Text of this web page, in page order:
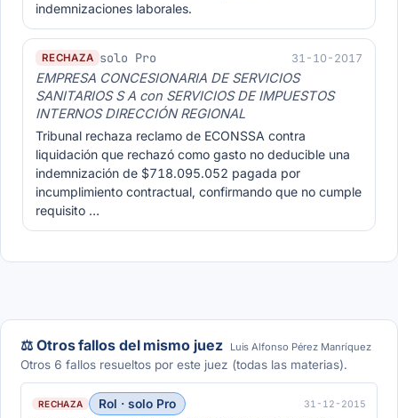
indemnizaciones laborales.
RECHAZA solo Pro 31-10-2017
EMPRESA CONCESIONARIA DE SERVICIOS
SANITARIOS S A con SERVICIOS DE IMPUESTOS
INTERNOS DIRECCIÓN REGIONAL
Tribunal rechaza reclamo de ECONSSA contra
liquidación que rechazó como gasto no deducible una
indemnización de $718.095.052 pagada por
incumplimiento contractual, confirmando que no cumple
requisito …
⚖️ Otros fallos del mismo juez Luis Alfonso Pérez Manríquez
Otros 6 fallos resueltos por este juez (todas las materias).
RECHAZA Rol · solo Pro 31-12-2015